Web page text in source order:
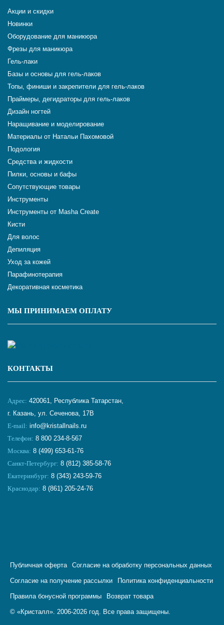
Акции и скидки
Новинки
Оборудование для маникюра
Фрезы для маникюра
Гель-лаки
Базы и основы для гель-лаков
Топы, финиши и закрепители для гель-лаков
Праймеры, дегидраторы для гель-лаков
Дизайн ногтей
Наращивание и моделирование
Материалы от Натальи Пахомовой
Подология
Средства и жидкости
Пилки, основы и бафы
Сопутствующие товары
Инструменты
Инструменты от Masha Create
Кисти
Для волос
Депиляция
Уход за кожей
Парафинотерапия
Декоративная косметика
МЫ ПРИНИМАЕМ ОПЛАТУ
КОНТАКТЫ
Адрес: 420061, Республика Татарстан,
г. Казань, ул. Сеченова, 17В
E-mail: info@kristallnails.ru
Телефон: 8 800 234-8-567
Москва: 8 (499) 653-61-76
Санкт-Петербург: 8 (812) 385-58-76
Екатеринбург: 8 (343) 243-59-76
Краснодар: 8 (861) 205-24-76
© «Кристалл». 2006-2026 год. Все права защищены.
Публичная оферта Согласие на обработку персональных данных
Согласие на получение рассылки Политика конфиденциальности
Правила бонусной программы Возврат товара